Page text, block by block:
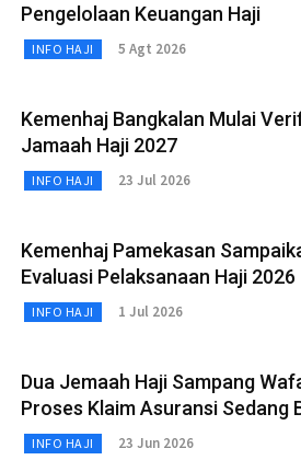
Pengelolaan Keuangan Haji
INFO HAJI 5 Agt 2026
Kemenhaj Bangkalan Mulai
Jamaah Haji 2027
INFO HAJI 23 Jul 2026
Kemenhaj Pamekasan
Evaluasi Pelaksanaan Haji 2026
INFO HAJI 1 Jul 2026
Dua Jemaah Haji Sampang
Proses Klaim Asuransi Sedang
INFO HAJI 23 Jun 2026